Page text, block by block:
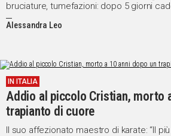
bruciature, tumefazioni: dopo 5 giorni
incoscienza.
Alessandra Leo
IN ITALIA
Addio al piccolo Cristian, morto
trapianto di cuore
Il suo affezionato maestro di karate: “Il